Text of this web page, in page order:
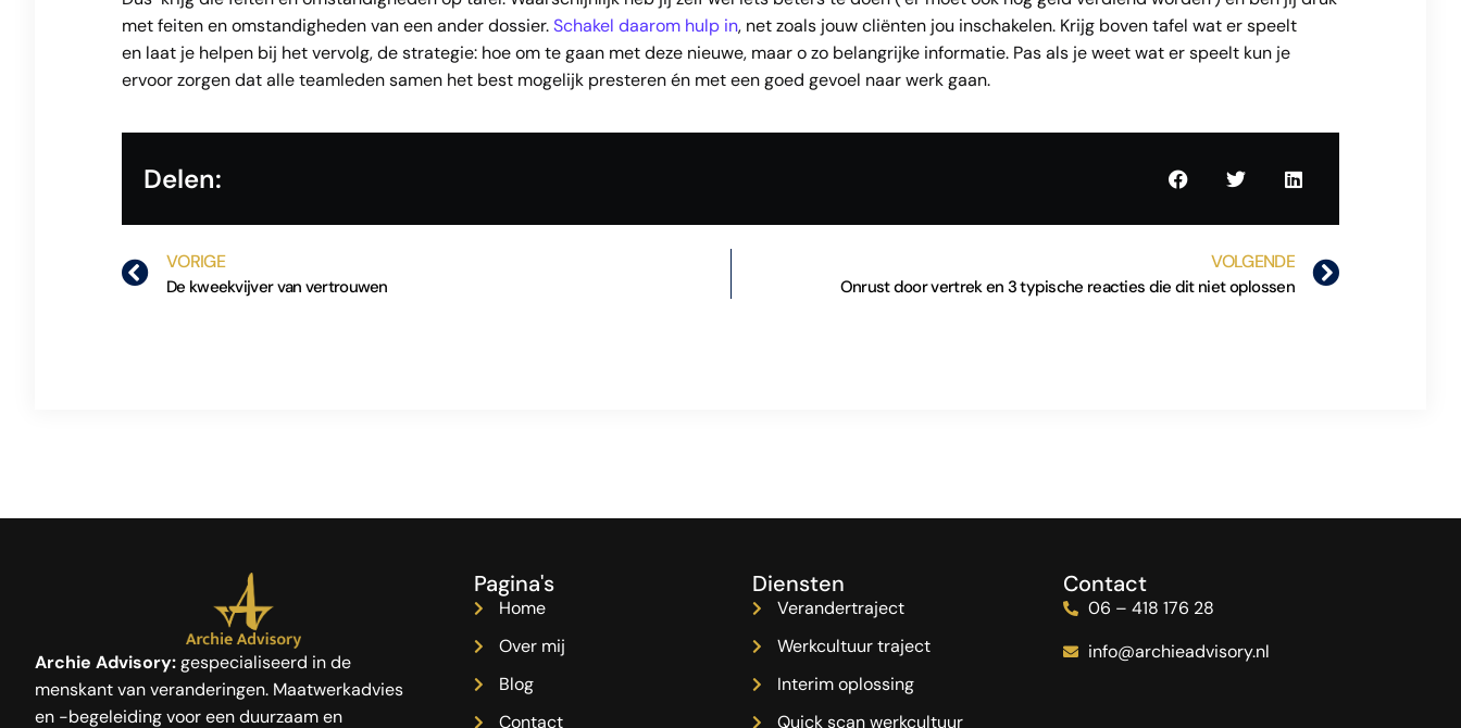
met feiten en omstandigheden van een ander dossier.Schakel daarom hulp in, net zoals jouw cliënten jou inschakelen. Krijg boven tafel wat er speelt
en laat je helpen bij het vervolg, de strategie: hoe om te gaan met deze nieuwe, maar o zo belangrijke informatie. Pas als je weet wat er speelt kun je
ervoor zorgen dat alle teamleden samen het best mogelijk presteren én met een goed gevoel naar werk gaan.
Delen:
VORIGE
De kweekvijver van vertrouwen
VOLGENDE
Onrust door vertrek en 3 typische reacties die dit niet oplossen
Archie Advisory:gespecialiseerd in de
menskant van veranderingen. Maatwerkadvies
en -begeleiding voor een duurzaam en
Pagina's
Home
Over mij
Blog
Contact
Diensten
Verandertraject
Werkcultuur traject
Interim oplossing
Quick scan werkcultuur
Contact
06 – 418 176 28
info@archieadvisory.nl